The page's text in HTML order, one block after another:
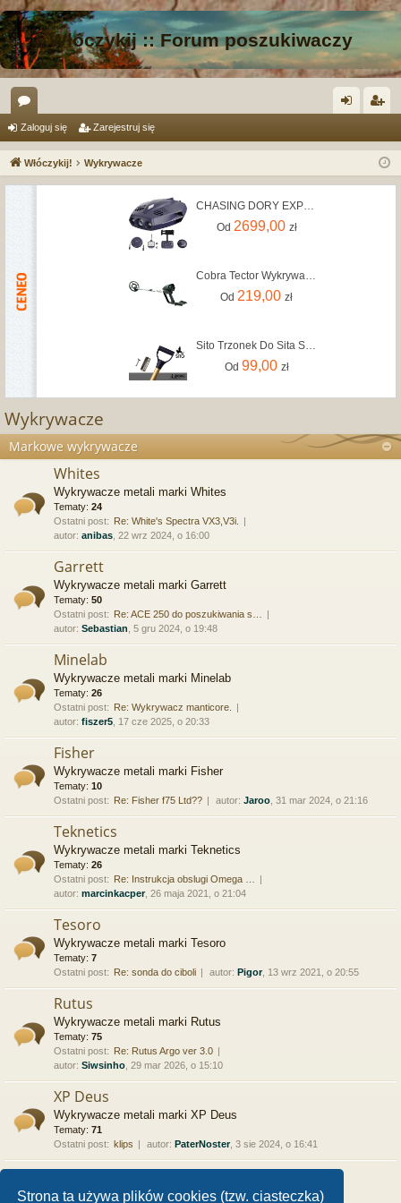
Strona ta używa plików cookies (tzw. ciasteczka)
Włóczykij :: Forum poszukiwaczy
or
a og ej
Zaloguj się Zarejestruj się
Włóczykij! Wykrywacze
CHASING DORY EXPLORE Dron podwodny, do 14,5m, wykrywacz metalu
Od 2699,00 zł
Cobra Tector Wykrywacz Metalu CT1062
Od 219,00 zł
Sito Trzonek Do Sita Sand Scoop
Od 99,00 zł
Wykrywacze
Markowe wykrywacze
Whites
Wykrywacze metali marki Whites
Tematy: 24
Ostatni post: Re: White's Spectra VX3,V3i.
autor: anibas , 22 wrz 2024, o 16:00
Garrett
Wykrywacze metali marki Garrett
Tematy: 50
Ostatni post: Re: ACE 250 do poszukiwania s…
autor: Sebastian , 5 gru 2024, o 19:48
Minelab
Wykrywacze metali marki Minelab
Tematy: 26
Ostatni post: Re: Wykrywacz manticore.
autor: fiszer5 , 17 cze 2025, o 20:33
Fisher
Wykrywacze metali marki Fisher
Tematy: 10
Ostatni post: Re: Fisher f75 Ltd?? autor: Jaroo , 31 mar 2024, o 21:16
Teknetics
Wykrywacze metali marki Teknetics
Tematy: 26
Ostatni post: Re: Instrukcja obslugi Omega …
autor: marcinkacper, 26 maja 2021, o 21:04
Tesoro
Wykrywacze metali marki Tesoro
Tematy: 7
Ostatni post: Re: sonda do ciboli autor: Pigor, 13 wrz 2021, o 20:55
Rutus
Wykrywacze metali marki Rutus
Tematy: 75
Ostatni post: Re: Rutus Argo ver 3.0
autor: Siwsinho , 29 mar 2026, o 15:10
XP Deus
Wykrywacze metali marki XP Deus
Tematy: 71
Ostatni post: klips autor: PaterNoster, 3 sie 2024, o 16:41
Inne
Wykrywacze metali innych marek